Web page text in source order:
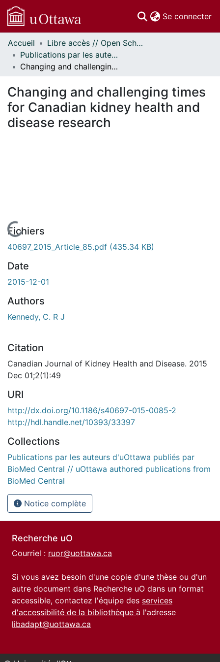
Se connecter
Communautés
et collections
Parcourir
À propos
Accueil
Libre accès // Open Scholarship
Publications par les auteurs d'uOttawa publiés par BioMed Central // uOttawa authored publications from BioMed Central
Changing and challenging times for Canadian kidney health and disease research
Changing and challenging times
for Canadian kidney health and
disease research
En cours de chargement...
Fichiers
40697_2015_Article_85.pdf (435.34 KB)
Date
2015-12-01
Authors
Kennedy, C. R J
Citation
Canadian Journal of Kidney Health and Disease. 2015
Dec 01;2(1):49
URI
http://dx.doi.org/10.1186/s40697-015-0085-2
http://hdl.handle.net/10393/33397
Collections
Publications par les auteurs d'uOttawa publiés par
BioMed Central // uOttawa authored publications from
BioMed Central
Notice complète
Recherche uO
Courriel : ruor@uottawa.ca
Si vous avez besoin d'une copie d'une thèse ou d'un
autre document dans Recherche uO dans un format
accessible, contactez l'équipe des services
d'accessibilité de la bibliothèque à l'adresse
libadapt@uottawa.ca